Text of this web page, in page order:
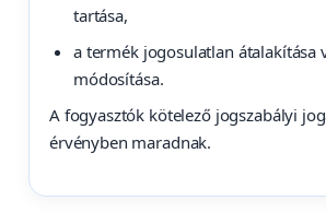
tartása,
a termék jogosulatlan átalakítása
módosítása.
A fogyasztók kötelező jogszabályi
érvényben maradnak.